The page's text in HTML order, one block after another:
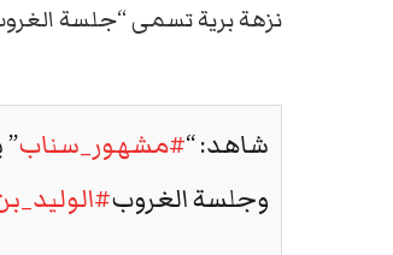
نزهة برية تسمى “جلسة
شاهد: “#مشهور_سناب
وجلسة الغروب